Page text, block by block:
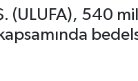
(ULUFA), 540